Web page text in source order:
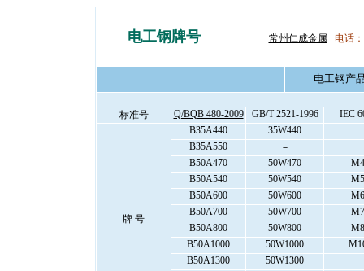
电工钢牌号 常州仁成金属电话：
电工钢产
标准号 Q/BQB 480-2009 GB/T 2521-1996 IEC
牌 号
B35A440
35W440
B35A550
－
B50A470
50W470
B50A540
50W540
B50A600
50W600
B50A700
50W700
B50A800
50W800
B50A1000
50W1000
B50A1300
50W1300